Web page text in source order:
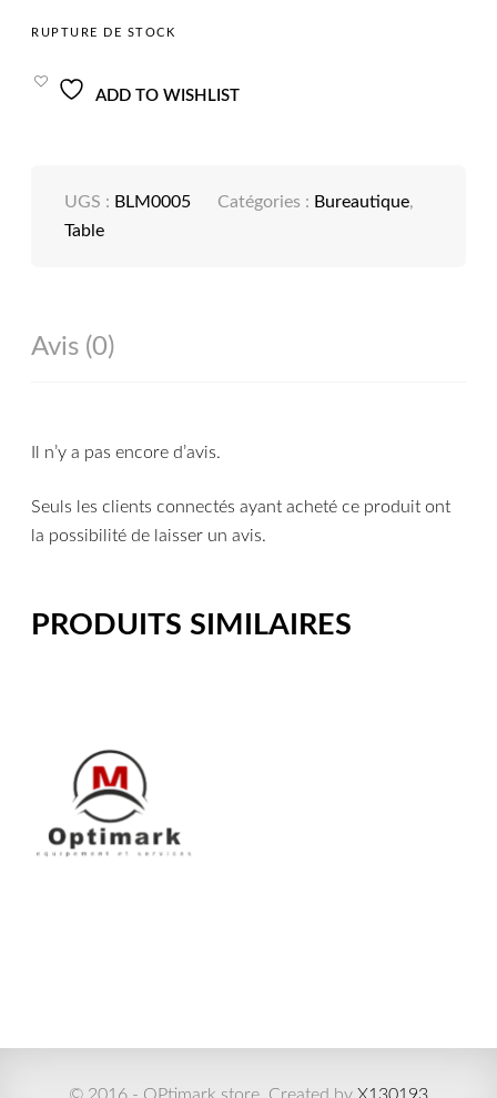
RUPTURE DE STOCK
ADD TO WISHLIST
UGS : BLM0005 Catégories : Bureautique,
Table
Avis (0)
Il n’y a pas encore d’avis.
Seuls les clients connectés ayant acheté ce produit ont
la possibilité de laisser un avis.
PRODUITS SIMILAIRES